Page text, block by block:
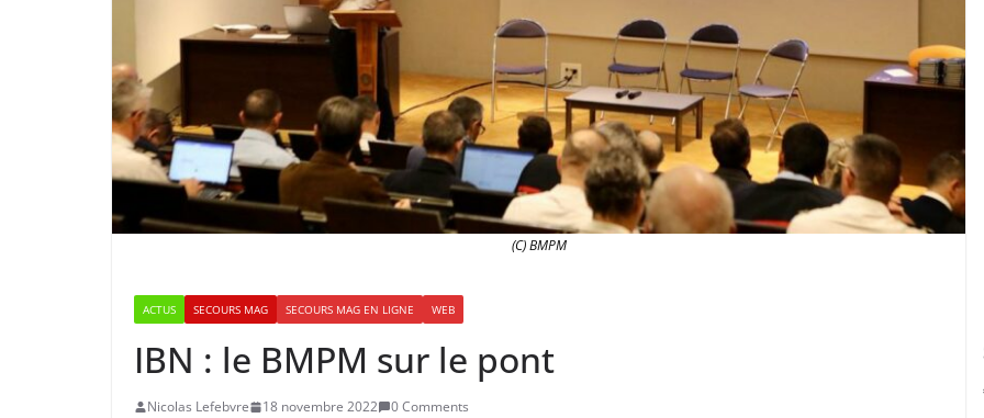
(C) BMPM
ACTUS SECOURS MAG SECOURS MAG EN LIGNE WEB
IBN : le BMPM sur le pont
Nicolas Lefebvre 18 novembre 2022
0 Comments